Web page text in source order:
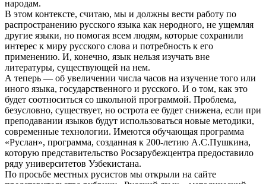
народам.
В этом контексте, считаю, мы и должны вести работу по
распространению русского языка как неродного, не ущемляя
другие языки, но помогая всем людям, которые сохранили
интерес к миру русского слова и потребность к его
применению. И, конечно, язык нельзя изучать вне
литературы, существующей на нем.
А теперь — об увеличении числа часов на изучение того или
иного языка, государственного и русского. И о том, как это
будет соотноситься со школьной программой. Проблема,
безусловно, существует, но острота ее будет снижена, если при
преподавании языков будут использоваться новые методики,
современные технологии. Имеются обучающая программа
«Руслан», программа, созданная к 200-летию А.С.Пушкина,
которую представительство Росзарубежцентра предоставило
ряду университетов Узбекистана.
По просьбе местных русистов мы открыли на сайте